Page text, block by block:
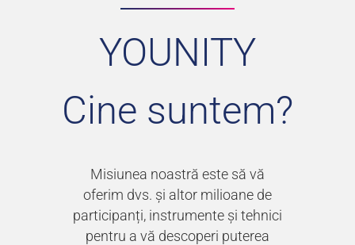
YOUNITY
Cine suntem?
Misiunea noastră este să vă
oferim dvs. și altor milioane de
participanți, instrumente și tehnici
pentru a vă descoperi puterea